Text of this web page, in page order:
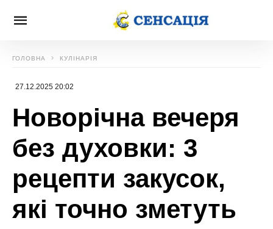
ГОЛОВНА КУЛІНАРІЯ
27.12.2025 20:02
Новорічна вечеря
без духовки: 3
рецепти закусок,
які точно зметуть